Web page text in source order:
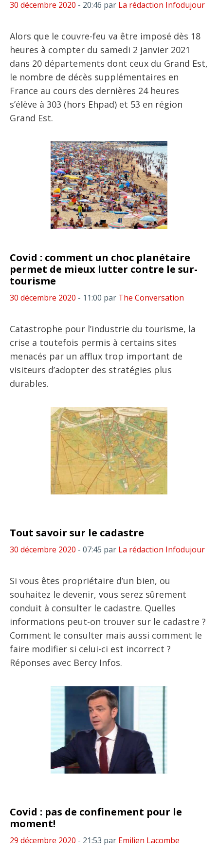
30 décembre 2020 - 20:46 par La rédaction Infodujour
Alors que le couvre-feu va être imposé dès 18
heures à compter du samedi 2 janvier 2021
dans 20 départements dont ceux du Grand Est,
le nombre de décès supplémentaires en
France au cours des dernières 24 heures
s’élève à 303 (hors Ehpad) et 53 en région
Grand Est.
Covid : comment un choc planétaire
permet de mieux lutter contre le sur-
tourisme
30 décembre 2020 - 11:00 par The Conversation
Catastrophe pour l’industrie du tourisme, la
crise a toutefois permis à certains sites
menacés par un afflux trop important de
visiteurs d’adopter des stratégies plus
durables.
Tout savoir sur le cadastre
30 décembre 2020 - 07:45 par La rédaction Infodujour
Si vous êtes propriétaire d’un bien, ou
souhaitez le devenir, vous serez sûrement
conduit à consulter le cadastre. Quelles
informations peut-on trouver sur le cadastre ?
Comment le consulter mais aussi comment le
faire modifier si celui-ci est incorrect ?
Réponses avec Bercy Infos.
Covid : pas de confinement pour le
moment!
29 décembre 2020 - 21:53 par Emilien Lacombe